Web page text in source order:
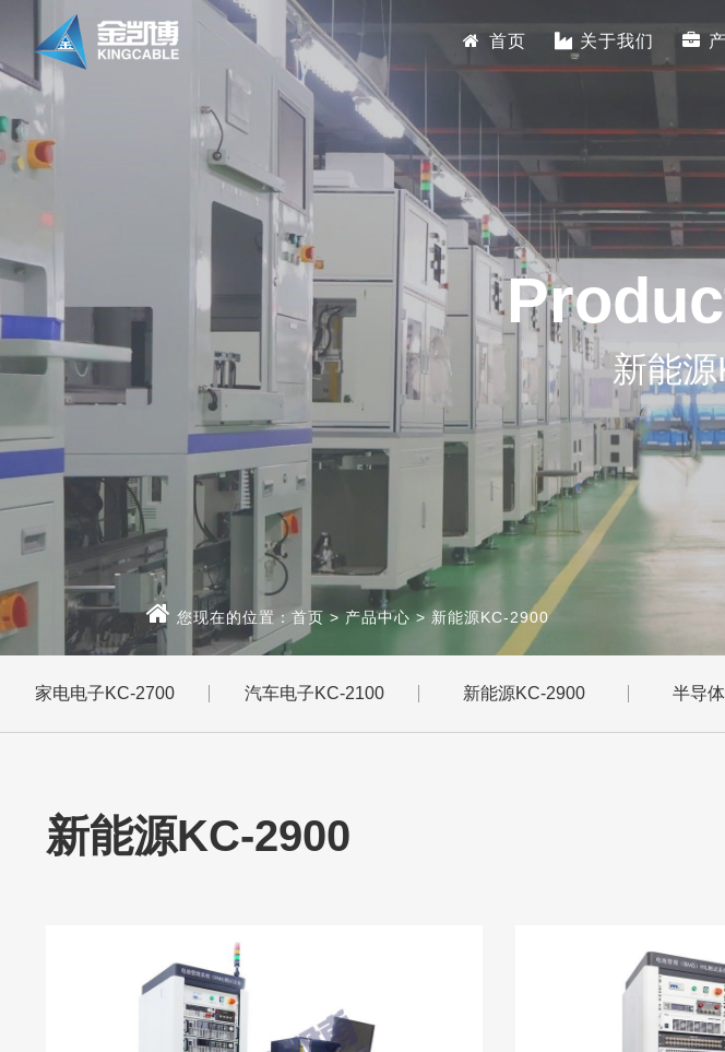
首页 关于我们
新能
您现在的位置：首页 > 产品中心 > 新能源KC-2900
家电电子KC-2700 汽车电子KC-2100 新能源KC-2900 半导
新能源KC-2900